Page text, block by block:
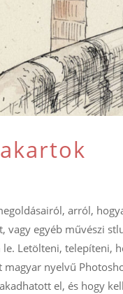
arról,
egyéb művészi
Letölteni, telepíteni,
nyelvű
el, és hogy